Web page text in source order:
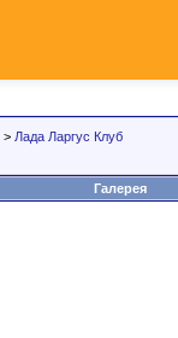
> Лада Ларгус Клуб
Галерея